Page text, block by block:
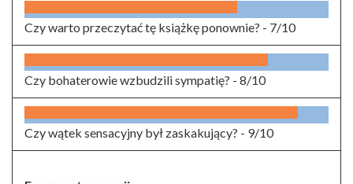
Czy warto przeczytać tę książkę ponownie? - 7/10
Czy bohaterowie wzbudzili sympatię? - 8/10
Czy wątek sensacyjny był zaskakujący? - 9/10